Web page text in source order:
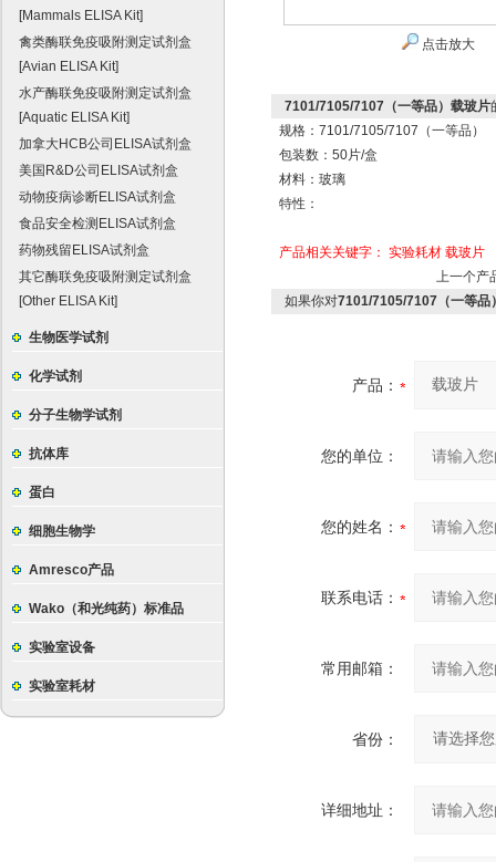
[Mammals ELISA Kit]
禽类酶联免疫吸附测定试剂盒
[Avian ELISA Kit]
水产酶联免疫吸附测定试剂盒
[Aquatic ELISA Kit]
加拿大HCB公司ELISA试剂盒
美国R&D公司ELISA试剂盒
动物疫病诊断ELISA试剂盒
食品安全检测ELISA试剂盒
药物残留ELISA试剂盒
其它酶联免疫吸附测定试剂盒
[Other ELISA Kit]
生物医学试剂
化学试剂
分子生物学试剂
抗体库
蛋白
细胞生物学
Amresco产品
Wako（和光纯药）标准品
实验室设备
实验室耗材
点击放大
7101/7105/7107（一等品）载玻片
规格：7101/7105/7107（一等品）
包装数：50片/盒
材料：玻璃
特性：
产品相关关键字： 实验耗材 载玻片
上一个产
如果你对7101/7105/7107（一等品
产品：
您的单位：
您的姓名：
联系电话：
常用邮箱：
省份：
详细地址：